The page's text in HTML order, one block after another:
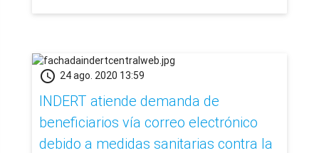
schedule 24 ago. 2020 13:59
INDERT atiende demanda de
beneficiarios vía correo electrónico
debido a medidas sanitarias contra la